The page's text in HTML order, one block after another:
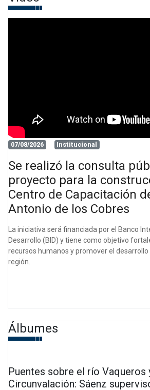
07/08/2026 Institucional
Se realizó la consulta
proyecto para la
Centro de Capacitación
Antonio de los Cobres
La iniciativa será financiada por el Banco
Desarrollo (BID) y tiene como objetivo
recursos humanos y promover el
región.
Álbumes
Puentes sobre el río Vaqueros
Circunvalación: Sáenz